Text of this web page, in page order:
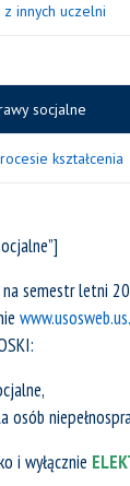
na semestr letni
osób
i wyłącznie
innych uczelni
socjalne
kształcenia